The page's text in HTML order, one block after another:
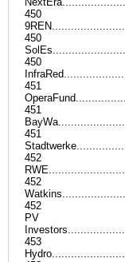
450
450
450
451
451
451
452
452
452
PV
453